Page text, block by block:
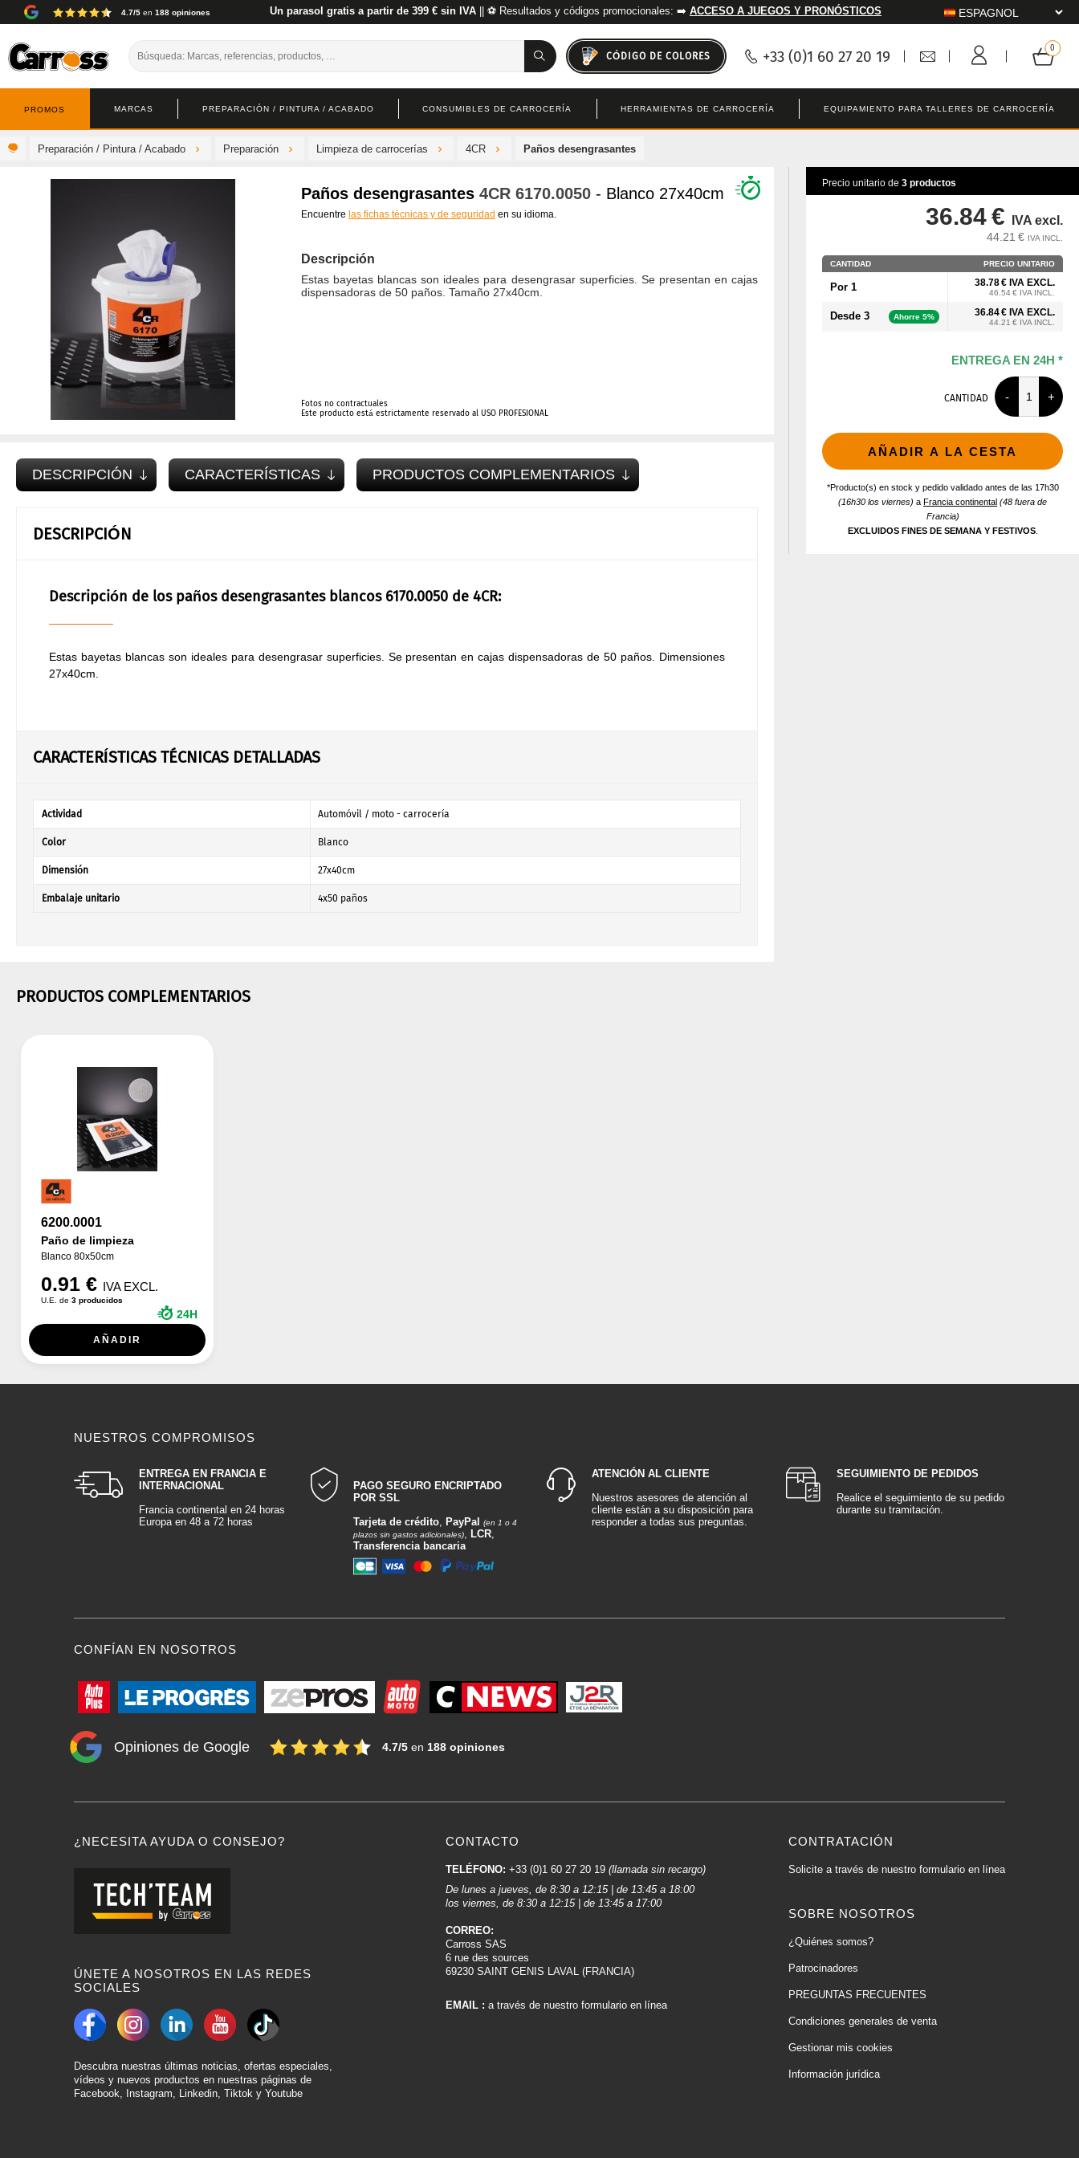
4.7/5 en 188 opiniones Un parasol gratis a partir de 399 € sin IVA || ⚽ Resultados y códigos promocionales: ➡️ ACCESO A JUEGOS Y PRONÓSTICOS
CÓDIGO DE COLORES +33 (0)1 60 27 20 19
PREPARACIÓN / PINTURA / ACABADO CONSUMIBLES DE CARROCERÍA HERRAMIENTAS DE CARROCERÍA EQUIPAMIENTO PARA TALLERES DE CARROCERÍA
MARCAS
PROMOS
Preparación / Pintura / Acabado Preparación Limpieza de carrocerías 4CR Paños desengrasantes
Paños desengrasantes 4CR 6170.0050 - Blanco 27x40cm
Encuentre las fichas técnicas y de seguridad en su idioma.
Descripción
Estas bayetas blancas son ideales para desengrasar superficies. Se presentan en cajas
dispensadoras de 50 paños. Tamaño 27x40cm.
Fotos no contractuales
Este producto está estrictamente reservado al USO PROFESIONAL
Precio unitario de 3 productos
CANTIDAD PRECIO UNITARIO
Por 1 38.78 € IVA EXCL.
46.54 € IVA INCL.
Desde 3 Ahorre 5% 36.84 € IVA EXCL.
44.21 € IVA INCL.
ENTREGA EN 24H *
36.84 € IVA excl.
44.21 € IVA INCL.
CANTIDAD
AÑADIR A LA CESTA
*Producto(s) en stock y pedido validado antes de las 17h30
(16h30 los viernes) a Francia continental (48 fuera de
Francia)
EXCLUIDOS FINES DE SEMANA Y FESTIVOS.
DESCRIPCIÓN CARACTERÍSTICAS PRODUCTOS COMPLEMENTARIOS
DESCRIPCIÓN
Descripción de los paños desengrasantes blancos 6170.0050 de 4CR:
Estas bayetas blancas son ideales para desengrasar superficies. Se presentan en cajas dispensadoras de 50 paños. Dimensiones
27x40cm.
CARACTERÍSTICAS TÉCNICAS DETALLADAS
Actividad Automóvil / moto - carrocería
Color Blanco
Dimensión 27x40cm
Embalaje unitario 4x50 paños
PRODUCTOS COMPLEMENTARIOS
6200.0001
Paño de limpieza
Blanco 80x50cm
0.91 € IVA EXCL.
U.E. de3 producidos
24H
AÑADIR
NUESTROS COMPROMISOS
ENTREGA EN FRANCIA E
INTERNACIONAL
Francia continental en 24 horas
Europa en 48 a 72 horas
PAGO SEGURO ENCRIPTADO
POR SSL
Tarjeta de crédito, PayPal
(en 1 o 4
plazos sin gastos adicionales), LCR,
Transferencia bancaria
ATENCIÓN AL CLIENTE
Nuestros asesores de atención al
cliente están a su disposición para
responder a todas sus preguntas.
SEGUIMIENTO DE PEDIDOS
Realice el seguimiento de su pedido
durante su tramitación.
CONFÍAN EN NOSOTROS
Opiniones de Google 4.7/5 en 188 opiniones
¿NECESITA AYUDA O CONSEJO?
ÚNETE A NOSOTROS EN LAS REDES
SOCIALES
Descubra nuestras últimas noticias, ofertas especiales,
vídeos y nuevos productos en nuestras páginas de
Facebook, Instagram, Linkedin, Tiktok y Youtube
CONTACTO
TELÉFONO: +33 (0)1 60 27 20 19 (llamada sin recargo)
De lunes a jueves, de 8:30 a 12:15 | de 13:45 a 18:00
los viernes, de 8:30 a 12:15 | de 13:45 a 17:00
CORREO:
Carross SAS
6 rue des sources
69230 SAINT GENIS LAVAL (FRANCIA)
EMAIL : a través de nuestro formulario en línea
CONTRATACIÓN
Solicite a través de nuestro formulario en línea
SOBRE NOSOTROS
¿Quiénes somos?
Patrocinadores
PREGUNTAS FRECUENTES
Condiciones generales de venta
Gestionar mis cookies
Información jurídica